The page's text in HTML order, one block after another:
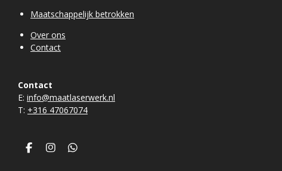
Maatschappelijk betrokken
Over ons
Contact
Contact
E: info@maatlaserwerk.nl
T: +316 47067074
F
I
W